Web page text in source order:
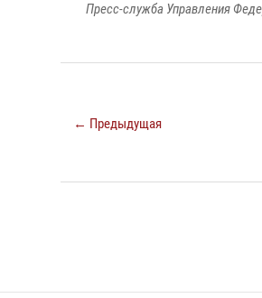
Пресс-служба Управления
← Предыдущая